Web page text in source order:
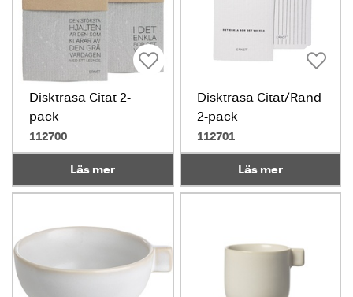
Disktrasa Citat 2-
pack
112700
Läs mer
Disktrasa Citat/Rand
2-pack
112701
Läs mer